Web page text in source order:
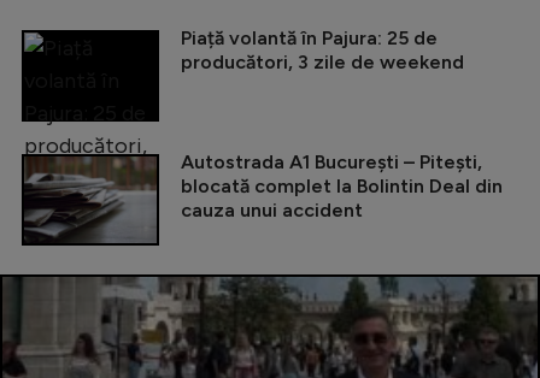
Piață volantă în Pajura: 25 de
producători, 3 zile de weekend
Autostrada A1 București – Pitești,
blocată complet la Bolintin Deal din
cauza unui accident